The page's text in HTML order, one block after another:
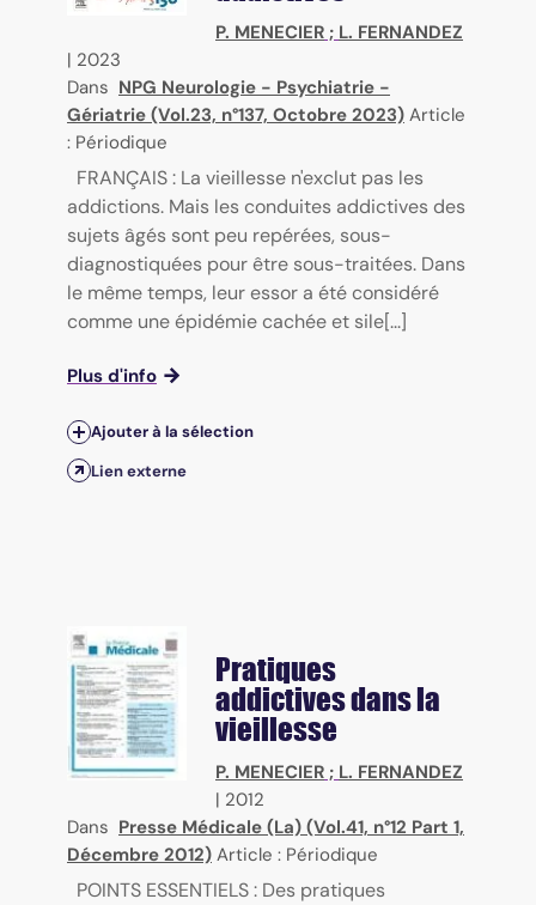
P. MENECIER ; L. FERNANDEZ
| 2023
Dans NPG Neurologie - Psychiatrie -
Gériatrie (Vol.23, n°137, Octobre 2023) Article
: Périodique
FRANÇAIS : La vieillesse n'exclut pas les
addictions. Mais les conduites addictives des
sujets âgés sont peu repérées, sous-
diagnostiquées pour être sous-traitées. Dans
le même temps, leur essor a été considéré
comme une épidémie cachée et sile[...]
Plus d'info
Ajouter à la sélection
Lien externe
Pratiques
addictives dans la
vieillesse
P. MENECIER ; L. FERNANDEZ
| 2012
Dans Presse Médicale (La) (Vol.41, n°12 Part 1,
Décembre 2012) Article : Périodique
POINTS ESSENTIELS : Des pratiques